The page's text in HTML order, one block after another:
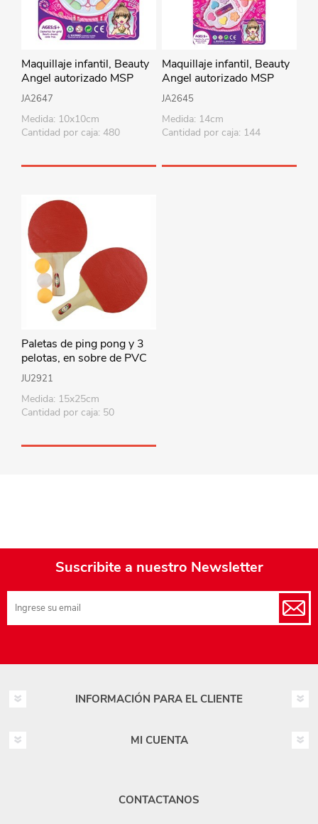
Maquillaje infantil, Beauty
Angel autorizado MSP
JA2647
Medida: 10x10cm
Cantidad por caja: 480
Maquillaje infantil, Beauty
Angel autorizado MSP
JA2645
Medida: 14cm
Cantidad por caja: 144
Paletas de ping pong y 3
pelotas, en sobre de PVC
JU2921
Medida: 15x25cm
Cantidad por caja: 50
Suscribite a nuestro Newsletter
INFORMACIÓN PARA EL CLIENTE
MI CUENTA
CONTACTANOS